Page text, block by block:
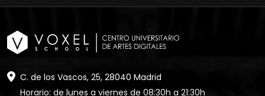
C. de los Vascos, 25, 28040 Madrid
Horario: de lunes a viernes de 08:30h a 21:30h